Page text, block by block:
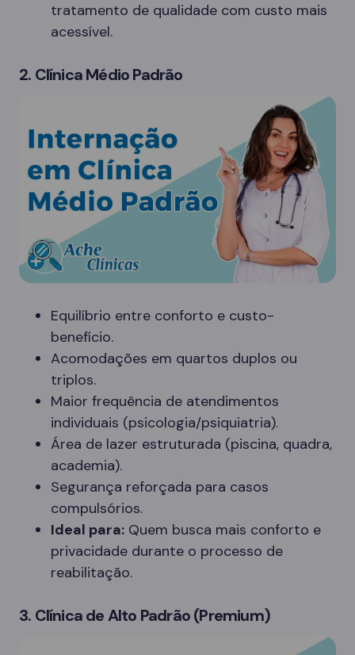
tratamento de qualidade com custo mais
acessível.
2. Clínica Médio Padrão
Equilíbrio entre conforto e custo-
benefício.
Acomodações em quartos duplos ou
triplos.
Maior frequência de atendimentos
individuais (psicologia/psiquiatria).
Área de lazer estruturada (piscina, quadra,
academia).
Segurança reforçada para casos
compulsórios.
Ideal para: Quem busca mais conforto e
privacidade durante o processo de
reabilitação.
3. Clínica de Alto Padrão (Premium)